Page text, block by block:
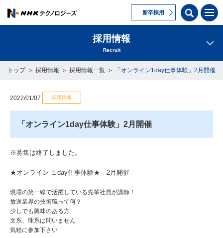
新卒採用
採用情報
Recruit
トップ 採用情報 採用情報一覧 「オンライン1day仕事体験」2月開催
2022/01/07 採用情報
「オンライン1day仕事体験」2月開催
※募集は終了しました。
★オンライン １day仕事体験★ 2月開催
現場の第一線で活躍している先輩社員が講師！
放送業界の技術職って何？
少しでも興味のある方
文系、理系は問いません
気軽に参加下さい